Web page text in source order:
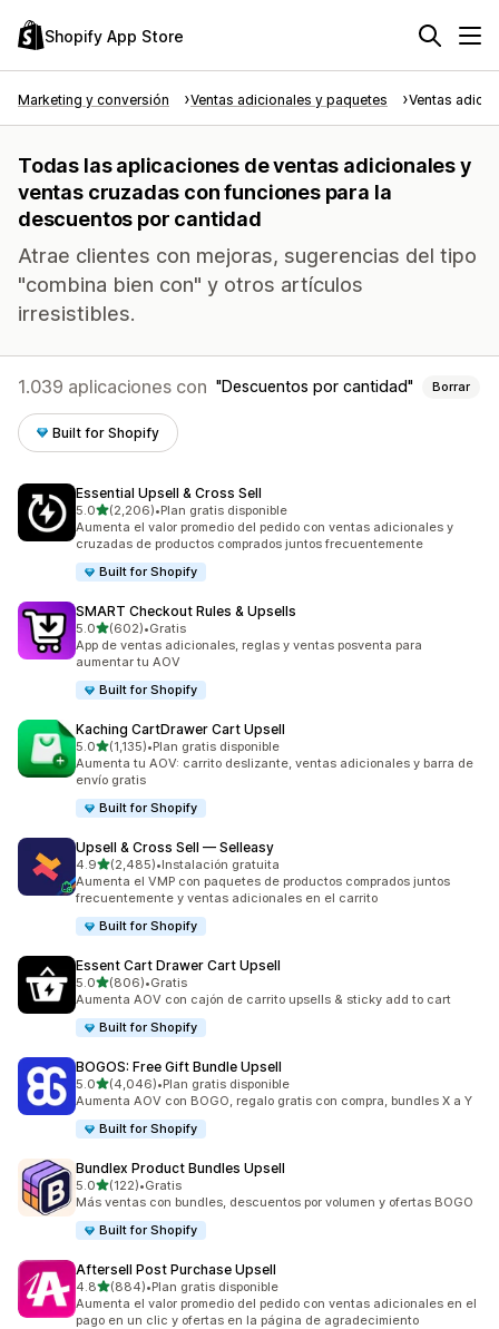
Shopify App Store
Marketing y conversión Ventas adicionales y paquetes Ventas
Todas las aplicaciones de ventas adicionales y
ventas cruzadas con funciones para la
descuentos por cantidad
Atrae clientes con mejoras, sugerencias del tipo
"combina bien con" y otros artículos
irresistibles.
1.039 aplicaciones con Descuentos por cantidad Borrar
Built for Shopify
Essential Upsell & Cross Sell
5.0de 5 estrellas
(2,206)
2206 reseñas en total
•Plan gratis disponible
Aumenta el valor promedio del pedido con ventas adicionales y
cruzadas de productos comprados juntos frecuentemente
Built for Shopify
SMART Checkout Rules & Upsells
5.0de 5 estrellas
(602)
602 reseñas en total
•Gratis
App de ventas adicionales, reglas y ventas posventa para
aumentar tu AOV
Built for Shopify
Kaching CartDrawer Cart Upsell
5.0de 5 estrellas
(1,135)
1135 reseñas en total
•Plan gratis disponible
Aumenta tu AOV: carrito deslizante, ventas adicionales y barra de
envío gratis
Built for Shopify
Upsell & Cross Sell — Selleasy
4.9de 5 estrellas
(2,485)
2485 reseñas en total
•Instalación gratuita
Aumenta el VMP con paquetes de productos comprados juntos
frecuentemente y ventas adicionales en el carrito
Built for Shopify
Essent Cart Drawer Cart Upsell
5.0de 5 estrellas
(806)
806 reseñas en total
•Gratis
Aumenta AOV con cajón de carrito upsells & sticky add to cart
Built for Shopify
BOGOS: Free Gift Bundle Upsell
5.0de 5 estrellas
(4,046)
4046 reseñas en total
•Plan gratis disponible
Aumenta AOV con BOGO, regalo gratis con compra, bundles X a Y
Built for Shopify
Bundlex Product Bundles Upsell
5.0de 5 estrellas
(122)
122 reseñas en total
•Gratis
Más ventas con bundles, descuentos por volumen y ofertas BOGO
Built for Shopify
Aftersell Post Purchase Upsell
4.8de 5 estrellas
(884)
884 reseñas en total
•Plan gratis disponible
Aumenta el valor promedio del pedido con ventas adicionales en el
pago en un clic y ofertas en la página de agradecimiento